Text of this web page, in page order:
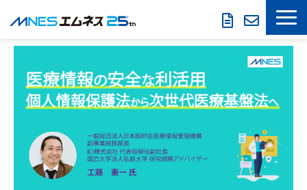
製品・サービス
セミナー情報